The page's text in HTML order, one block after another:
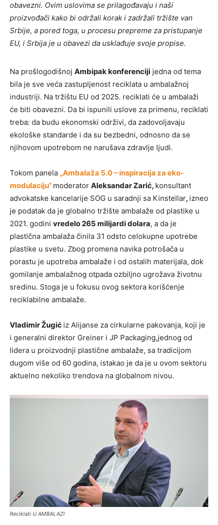
obavezni. Ovim uslovima se prilagođavaju i naši
proizvođači kako bi održali korak i zadržali tržište van
Srbije, a pored toga, u procesu prepreme za pristupanje
EU, i Srbija je u obavezi da usklađuje svoje propise.
Na prošlogodišnoj Ambipak konferenciji jedna od tema
bila je sve veća zastupljenost reciklata u ambalažnoj
industriji. Na tržištu EU od 2025. reciklati će u ambalaži
će biti obavezni. Da bi ispunili uslove za primenu, reciklati
treba: da budu ekonomski održivi, da zadovoljavaju
ekološke standarde i da su bezbedni, odnosno da se
njihovom upotrebom ne narušava zdravlje ljudi.
Tokom panela „Ambalaža 5.0 – inspiracija za eko-
modulaciju“ moderator Aleksandar Zarić, konsultant
advokatske kancelarije SOG u saradnji sa Kinstellar, izneo
je podatak da je globalno tržište ambalaže od plastike u
2021. godini vredelo 265 milijardi dolara, a da je
plastična ambalaža činila 31 odsto celokupne upotrebe
plastike u svetu. Zbog promena navika potrošača u
porastu je upotreba ambalaže i od ostalih materijala, dok
gomilanje ambalažnog otpada ozbiljno ugrožava životnu
sredinu. Stoga je u fokusu ovog sektora korišćenje
reciklabilne ambalaže.
Vladimir Žugić iz Alijanse za cirkularne pakovanja, koji je
i generalni direktor Greiner i JP Packaging,jednog od
lidera u proizvodnji plastične ambalaže, sa tradicijom
dugom više od 60 godina, istakao je da je u ovom sektoru
aktuelno nekoliko trendova na globalnom nivou.
Reciklati U AMBALAZI